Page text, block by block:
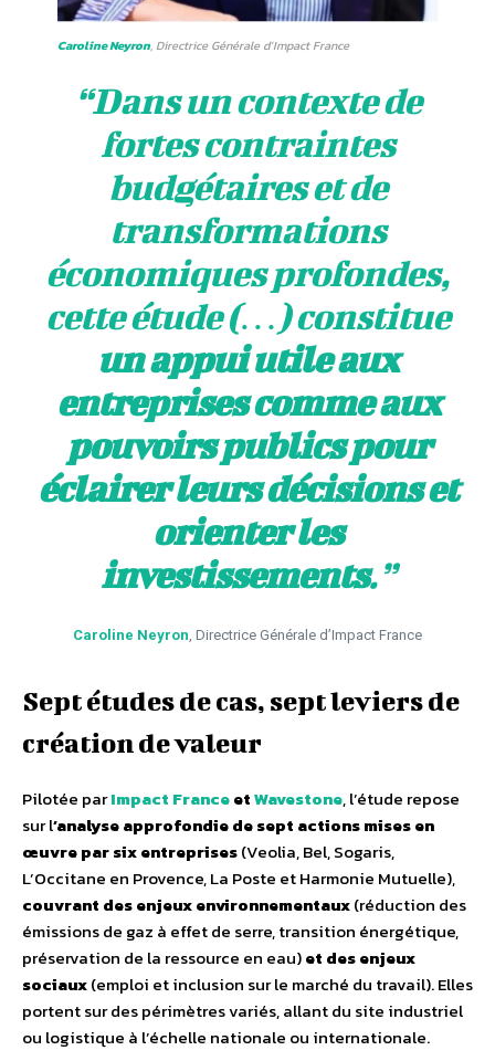
Caroline Neyron, Directrice Générale d’Impact France
“Dans un contexte de
fortes contraintes
budgétaires et de
transformations
économiques profondes,
cette étude (…) constitue
un appui utile aux
entreprises comme aux
pouvoirs publics pour
éclairer leurs décisions et
orienter les
investissements.”
Caroline Neyron , Directrice Générale d’Impact France
Sept études de cas, sept leviers de
création de valeur
Pilotée parImpact FranceetWavestone, l’étude repose
sur l’analyse approfondie de sept actions mises en
œuvre par six entreprises(Veolia, Bel, Sogaris,
L’Occitane en Provence, La Poste et Harmonie Mutuelle),
couvrant des enjeux environnementaux(réduction des
émissions de gaz à effet de serre, transition énergétique,
préservation de la ressource en eau)et des enjeux
sociaux(emploi et inclusion sur le marché du travail). Elles
portent sur des périmètres variés, allant du site industriel
ou logistique à l’échelle nationale ou internationale.